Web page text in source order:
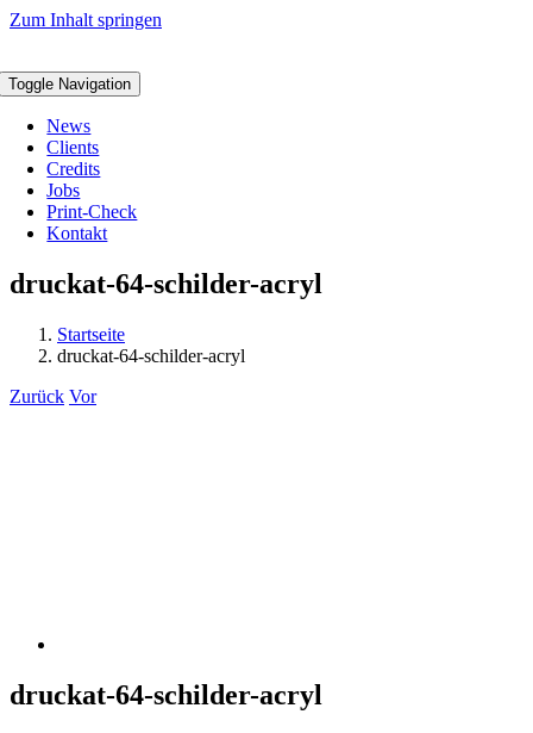
Zum Inhalt springen
Toggle Navigation
News
Clients
Credits
Jobs
Print-Check
Kontakt
druckat-64-schilder-acryl
Startseite
druckat-64-schilder-acryl
Zurück Vor
druckat-64-schilder-acryl